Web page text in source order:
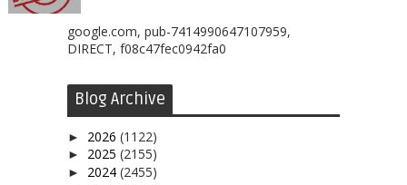
google.com, pub-7414990647107959,
DIRECT, f08c47fec0942fa0
Blog Archive
► 2026 (1122)
► 2025 (2155)
► 2024 (2455)